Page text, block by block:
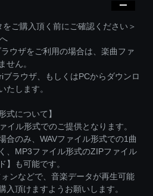
ご購入頂く前にご確認ください＞
ウザをご利用の場合は、楽曲ファ
せん。
ラウザ、もしくはPCからダウンロ
たします。
式について】
イル形式でのご提供となります。
のみ、WAVファイル形式での1曲
、MP3ファイル形式のZIPファイル
】も可能です。
ンなどで、音楽データが再生可能
入頂けますようお願いします。